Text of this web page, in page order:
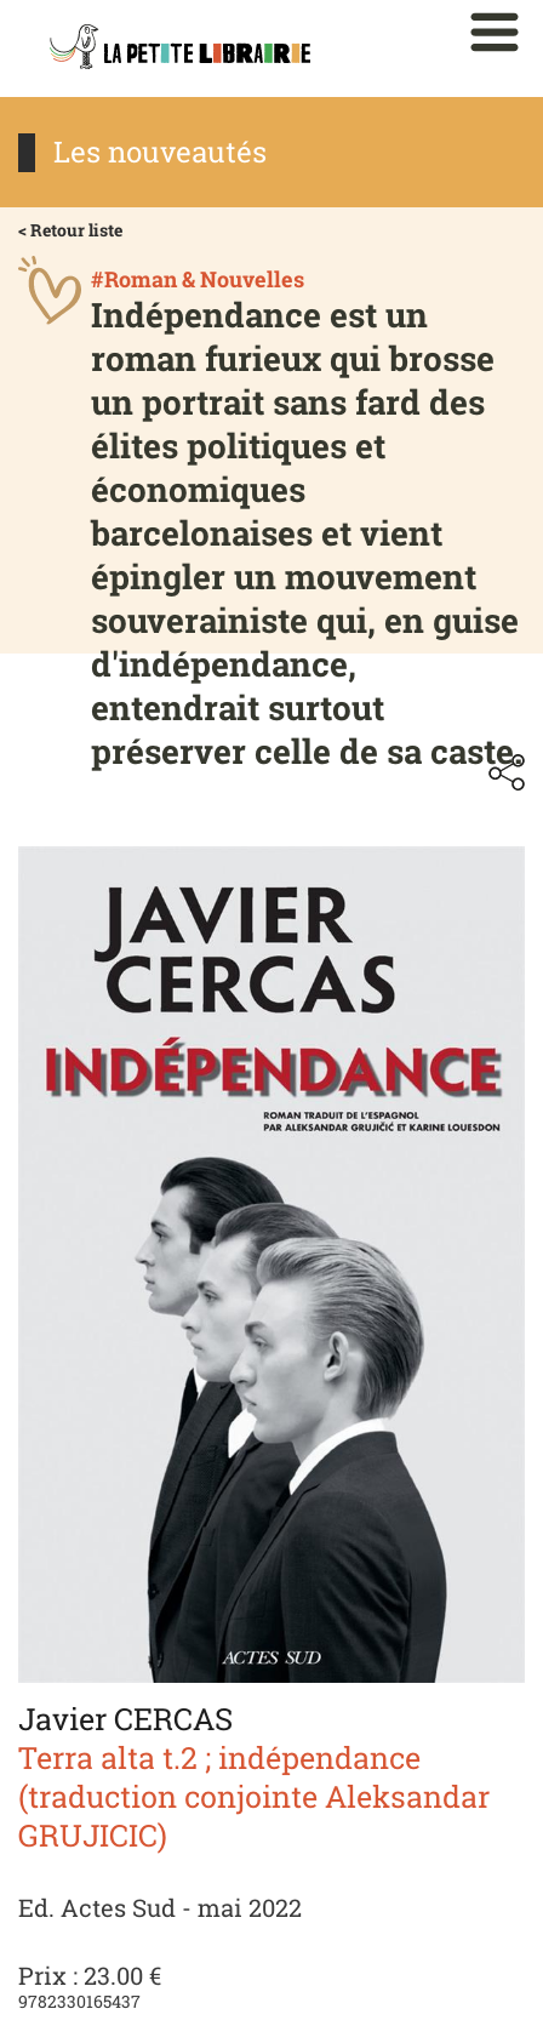
Les nouveautés
< Retour liste
#Roman & Nouvelles
Indépendance est un
roman furieux qui brosse
un portrait sans fard des
élites politiques et
économiques
barcelonaises et vient
épingler un mouvement
souverainiste qui, en guise
d'indépendance,
entendrait surtout
préserver celle de sa caste.
Javier CERCAS
Terra alta t.2 ; indépendance
(traduction conjointe Aleksandar
GRUJICIC)
Ed. Actes Sud - mai 2022
Prix : 23.00 €
9782330165437